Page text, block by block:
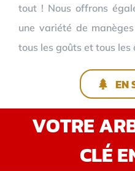
tout ! Nous offrons
une variété de
tous les goûts et tous les
EN
VOTRE
CLÉ